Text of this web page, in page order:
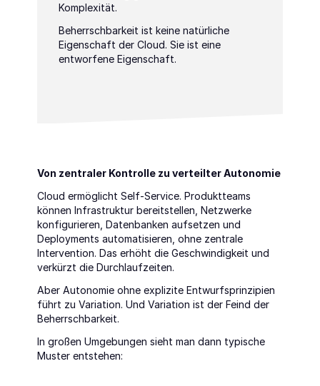
Komplexität.
Beherrschbarkeit ist keine natürliche
Eigenschaft der Cloud. Sie ist eine
entworfene Eigenschaft.
Von zentraler Kontrolle zu verteilter Autonomie
Cloud ermöglicht Self-Service. Produktteams
können Infrastruktur bereitstellen, Netzwerke
konfigurieren, Datenbanken aufsetzen und
Deployments automatisieren, ohne zentrale
Intervention. Das erhöht die Geschwindigkeit und
verkürzt die Durchlaufzeiten.
Aber Autonomie ohne explizite Entwurfsprinzipien
führt zu Variation. Und Variation ist der Feind der
Beherrschbarkeit.
In großen Umgebungen sieht man dann typische
Muster entstehen: